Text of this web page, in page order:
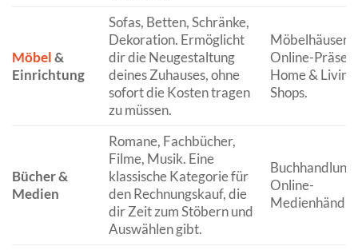
Möbel&
Einrichtung
Sofas, Betten, Schränke,
Dekoration. Ermöglicht
dir die Neugestaltung
deines Zuhauses, ohne
sofort die Kosten tragen
zu müssen.
Möbelhäuser
Online-
Home & Living
Shops.
Bücher &
Medien
Romane, Fachbücher,
Filme, Musik. Eine
klassische Kategorie für
den Rechnungskauf, die
dir Zeit zum Stöbern und
Auswählen gibt.
Online-